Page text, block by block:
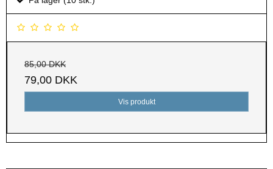
85,00 DKK
79,00 DKK
Vis produkt